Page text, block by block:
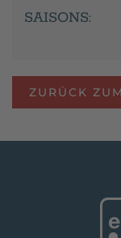
SAISONS:
ZURÜCK